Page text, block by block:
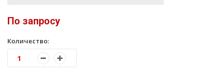
По запросу
Количество: